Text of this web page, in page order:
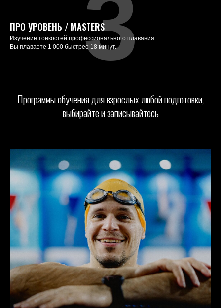
ПРО УРОВЕНЬ / MASTERS
Изучение тонкостей профессионального плавания.
Вы плаваете 1 000 быстрее 18 минут.
3
Программы обучения для взрослых любой подготовки,
выбирайте и записывайтесь